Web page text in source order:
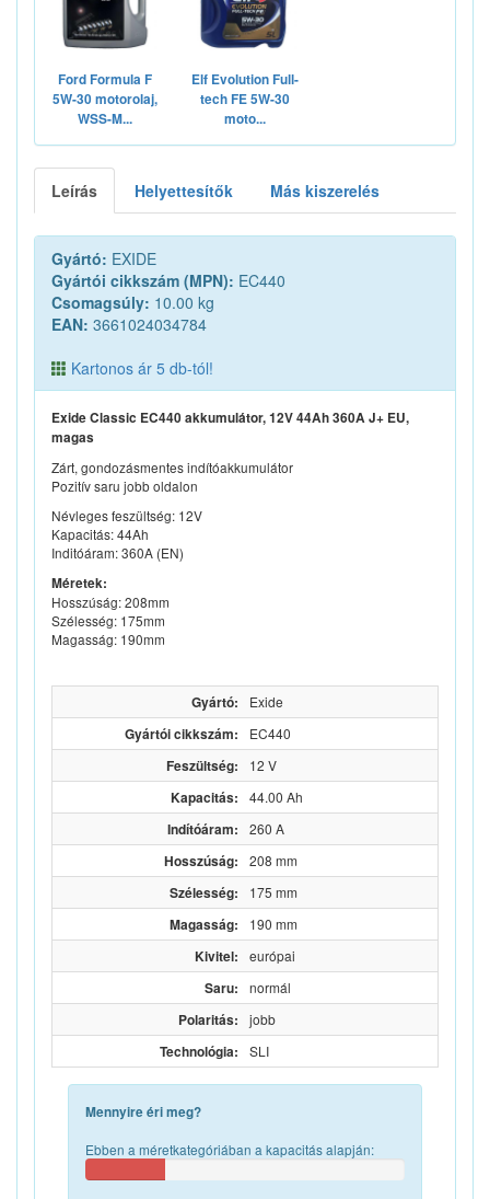
Ford Formula F
5W-30 motorolaj,
WSS-M...
Elf Evolution Full-
tech FE 5W-30
moto...
Leírás Helyettesítők Más kiszerelés
Gyártó: EXIDE
Gyártói cikkszám (MPN): EC440
Csomagsúly: 10.00 kg
EAN: 3661024034784
Kartonos ár 5 db-tól!
Exide Classic EC440 akkumulátor, 12V 44Ah 360A J+ EU,
magas
Zárt, gondozásmentes indítóakkumulátor
Pozitív saru jobb oldalon
Névleges feszültség: 12V
Kapacitás: 44Ah
Inditóáram: 360A (EN)
Méretek:
Hosszúság: 208mm
Szélesség: 175mm
Magasság: 190mm
Gyártó: Exide
Gyártói cikkszám: EC440
Feszültség: 12 V
Kapacitás: 44.00 Ah
Indítóáram: 260 A
Hosszúság: 208 mm
Szélesség: 175 mm
Magasság: 190 mm
Kivitel: európai
Saru: normál
Polaritás: jobb
Technológia: SLI
Mennyire éri meg?
Ebben a méretkategóriában a kapacitás alapján: